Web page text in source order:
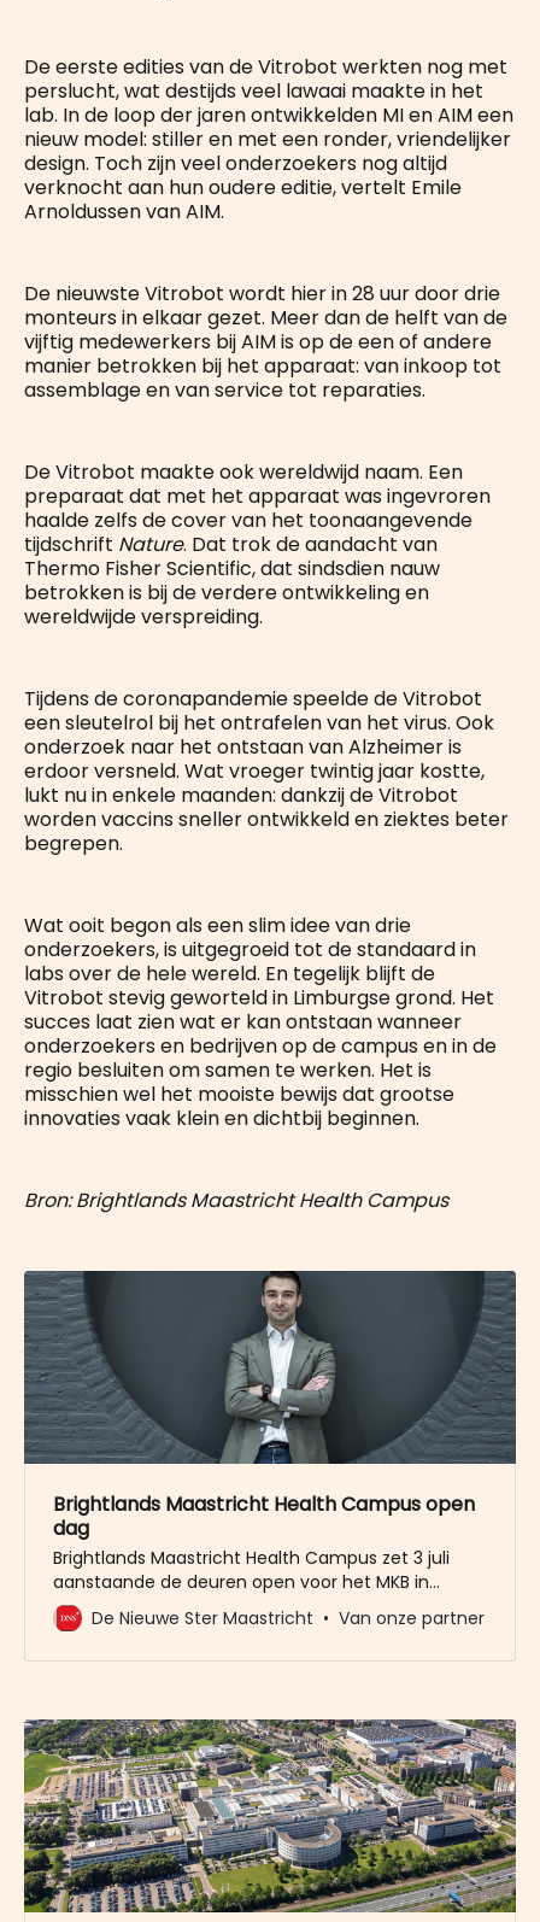
De eerste edities van de Vitrobot werkten nog met
perslucht, wat destijds veel lawaai maakte in het
lab. In de loop der jaren ontwikkelden MI en AIM een
nieuw model: stiller en met een ronder, vriendelijker
design. Toch zijn veel onderzoekers nog altijd
verknocht aan hun oudere editie, vertelt Emile
Arnoldussen van AIM.
De nieuwste Vitrobot wordt hier in 28 uur door drie
monteurs in elkaar gezet. Meer dan de helft van de
vijftig medewerkers bij AIM is op de een of andere
manier betrokken bij het apparaat: van inkoop tot
assemblage en van service tot reparaties.
De Vitrobot maakte ook wereldwijd naam. Een
preparaat dat met het apparaat was ingevroren
haalde zelfs de cover van het toonaangevende
tijdschrift Nature. Dat trok de aandacht van
Thermo Fisher Scientific, dat sindsdien nauw
betrokken is bij de verdere ontwikkeling en
wereldwijde verspreiding.
Tijdens de coronapandemie speelde de Vitrobot
een sleutelrol bij het ontrafelen van het virus. Ook
onderzoek naar het ontstaan van Alzheimer is
erdoor versneld. Wat vroeger twintig jaar kostte,
lukt nu in enkele maanden: dankzij de Vitrobot
worden vaccins sneller ontwikkeld en ziektes beter
begrepen.
Wat ooit begon als een slim idee van drie
onderzoekers, is uitgegroeid tot de standaard in
labs over de hele wereld. En tegelijk blijft de
Vitrobot stevig geworteld in Limburgse grond. Het
succes laat zien wat er kan ontstaan wanneer
onderzoekers en bedrijven op de campus en in de
regio besluiten om samen te werken. Het is
misschien wel het mooiste bewijs dat grootse
innovaties vaak klein en dichtbij beginnen.
Bron: Brightlands Maastricht Health Campus
Brightlands Maastricht Health Campus open
dag
Brightlands Maastricht Health Campus zet 3 juli
aanstaande de deuren open voor het MKB in
Limburg. De gezondheidszorg verandert. En de
échte versnelling komt niet alleen uit het lab, maar
willen
De Nieuwe Ster Maastricht Van onze partner